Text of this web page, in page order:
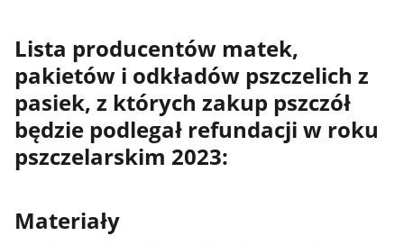
Lista producentów matek,
pakietów i odkładów pszczelich z
pasiek, z których zakup pszczół
będzie podlegał refundacji w roku
pszczelarskim 2023:
Materiały